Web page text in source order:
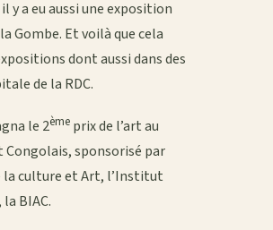
y a eu aussi une exposition
Gombe. Et voilà que cela
dont aussi dans des
de la RDC.
le 2ème prix de l’art au
Congolais, sponsorisé par
la culture et Art, l’Institut
BIAC.